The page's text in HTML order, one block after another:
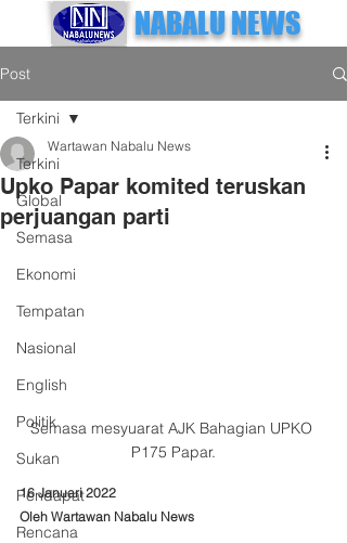
NABALU NEWS
Post
Terkini
Global
Semasa
Ekonomi
Tempatan
Nasional
English
Politik
Sukan
Pendapat
Rencana
Terkini
Upko Papar komited teruskan
perjuangan parti
Wartawan Nabalu News
Semasa mesyuarat AJK Bahagian UPKO
P175 Papar.
16 Januari 2022
Oleh Wartawan Nabalu News